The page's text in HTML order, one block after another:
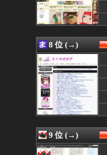
08/08 20:09
08/08 20:09
08/08 20:09
08/08 20:05
08/08 20:03
08/08 20:03
08/08 20:02
08/08 20:00
08/08 20:00
08/08 20:00
08/08 19:50
08/08 19:49
08/08 19:45
08/08 19:45
08/08 19:41
8 位 (→)
9 位 (→)